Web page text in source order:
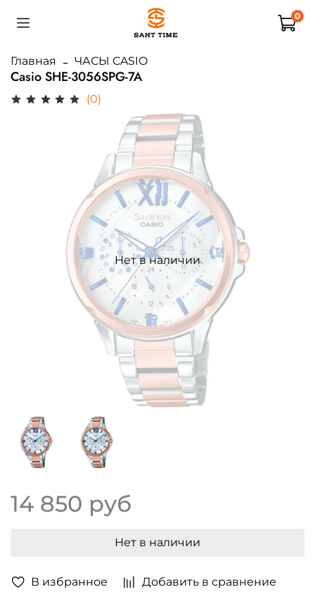
0
Главная ЧАСЫ CASIO
Casio SHE-3056SPG-7A
(0)
В избранное Добавить в сравнение
Нет в наличии
14 850 руб
Нет в наличии